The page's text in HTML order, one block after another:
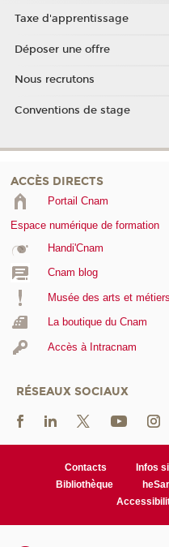
Taxe d'apprentissage
Déposer une offre
Nous recrutons
Conventions de stage
ACCÈS DIRECTS
Portail Cnam
Espace numérique de formation
Handi'Cnam
Cnam blog
Musée des arts et métiers
La boutique du Cnam
Accès à Intracnam
RÉSEAUX SOCIAUX
Contacts Infos
Bibliothèque